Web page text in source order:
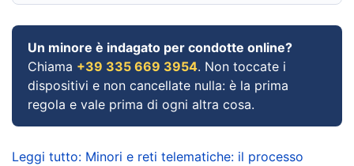
Un minore è indagato per condotte online?
Chiama +39 335 669 3954. Non toccate i
dispositivi e non cancellate nulla: è la prima
regola e vale prima di ogni altra cosa.
Leggi tutto: Minori e reti telematiche: il processo